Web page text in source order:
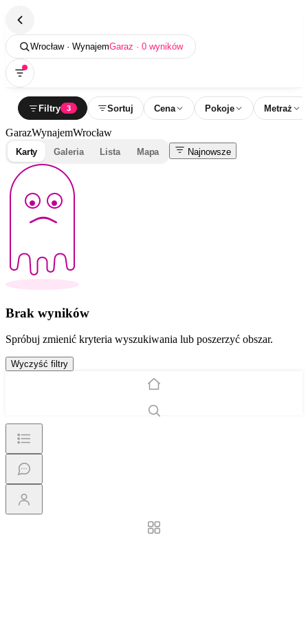
Wrocław · WynajemGaraz · 0 wyników
Filtry 3 Sortuj Cena Pokoje Metraż
GarazWynajemWrocław
Karty Galeria Lista Mapa Najnowsze
Brak wyników
Spróbuj zmienić kryteria wyszukiwania lub poszerzyć obszar.
Wyczyść filtry